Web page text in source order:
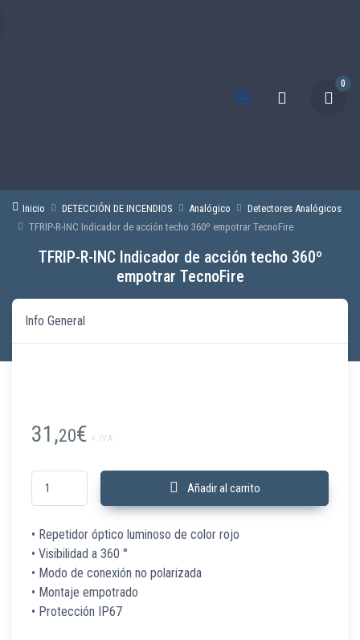
0
Inicio DETECCIÓN DE INCENDIOS Analógico
Detectores Analógicos
TFRIP-R-INC Indicador de acción techo 360º empotrar TecnoFire
TFRIP-R-INC Indicador de acción techo 360º
empotrar TecnoFire
Info General
31,20€ + IVA
TFRIP-R-INC Indicador de acción techo 360º empotrar TecnoFire
Añadir al carrito
• Repetidor óptico luminoso de color rojo
• Visibilidad a 360 °
• Modo de conexión no polarizada
• Montaje empotrado
• Protección IP67